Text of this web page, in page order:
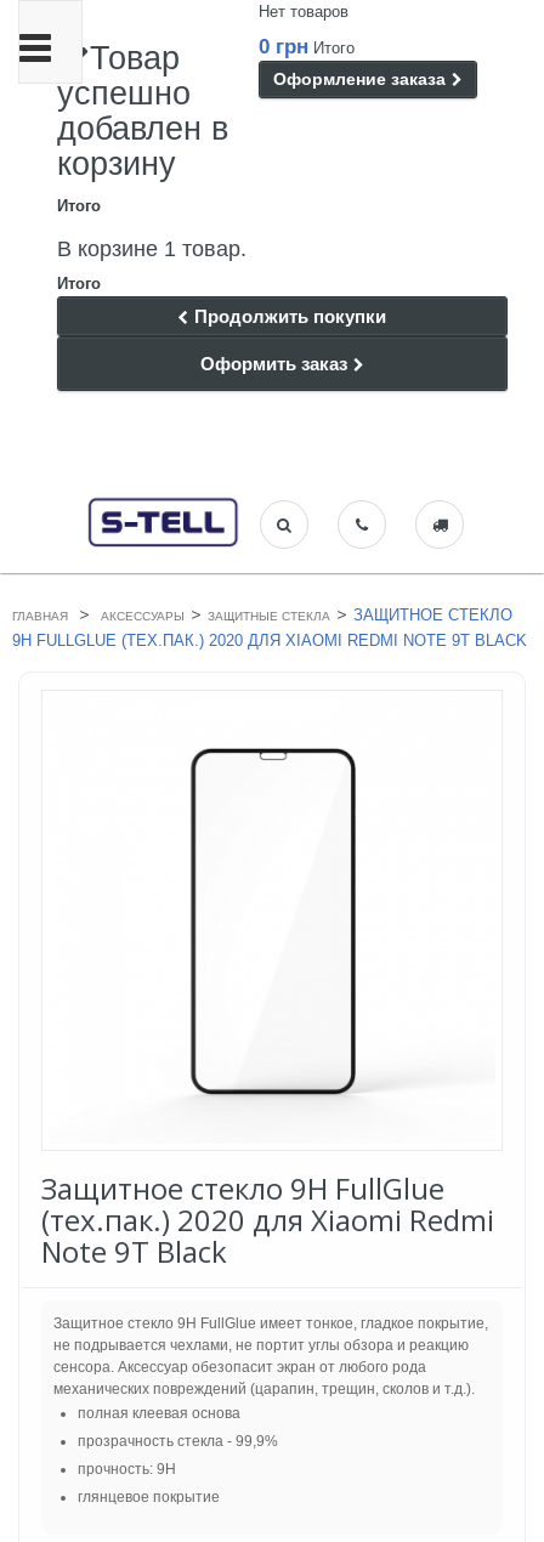
Нет товаров
0 грн Итого
Оформление заказа
Товар
успешно
добавлен в
корзину
Итого
В корзине 1 товар.
Итого
Продолжить покупки
Оформить заказ
Переключить
навигации
ГЛАВНАЯ > АКСЕССУАРЫ > ЗАЩИТНЫЕ СТЕКЛА > ЗАЩИТНОЕ СТЕКЛО
9H FULLGLUE (ТЕХ.ПАК.) 2020 ДЛЯ XIAOMI REDMI NOTE 9T BLACK
Защитное стекло 9H FullGlue
(тех.пак.) 2020 для Xiaomi Redmi
Note 9T Black
Защитное стекло 9H FullGlue имеет тонкое, гладкое покрытие,
не подрывается чехлами, не портит углы обзора и реакцию
сенсора. Аксессуар обезопасит экран от любого рода
механических повреждений (царапин, трещин, сколов и т.д.).
полная клеевая основа
прозрачность стекла - 99,9%
прочность: 9H
глянцевое покрытие